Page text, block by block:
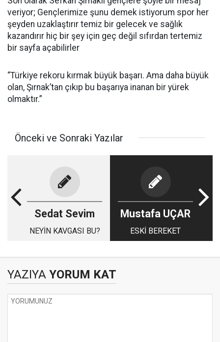
veriyor; Gençlerimize şunu demek istiyorum spor her
şeyden uzaklaştırır temiz bir gelecek ve sağlık
kazandırır hiç bir şey için geç değil sıfırdan tertemiz
bir sayfa açabilirler
“Türkiye rekoru kırmak büyük başarı. Ama daha büyük
olan, Şırnak’tan çıkıp bu başarıya inanan bir yürek
olmaktır.”
Önceki ve Sonraki Yazılar
Sedat Sevim
NEYİN KAVGASI BU?
Mustafa UÇAR
ESKİ BEREKET
YAZIYA YORUM KAT